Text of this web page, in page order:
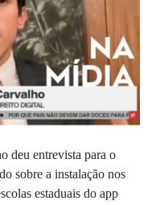
deu entrevista para o
sobre a instalação nos
estaduais do app